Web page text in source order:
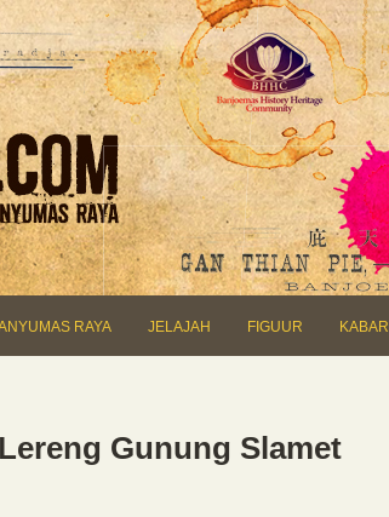
RAYA JELAJAH FIGUUR KABAR
Gunung Slamet